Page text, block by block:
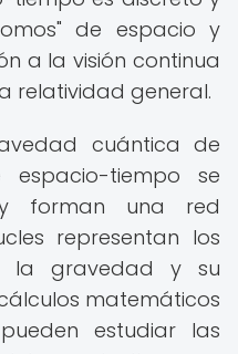
de espacio y
a la visión continua
relatividad general.
cuántica de
tiempo se
forman una red
representan los
la gravedad y su
matemáticos
estudiar las